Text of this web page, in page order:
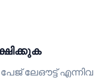
ലേഔട്ട് എന്നിവ